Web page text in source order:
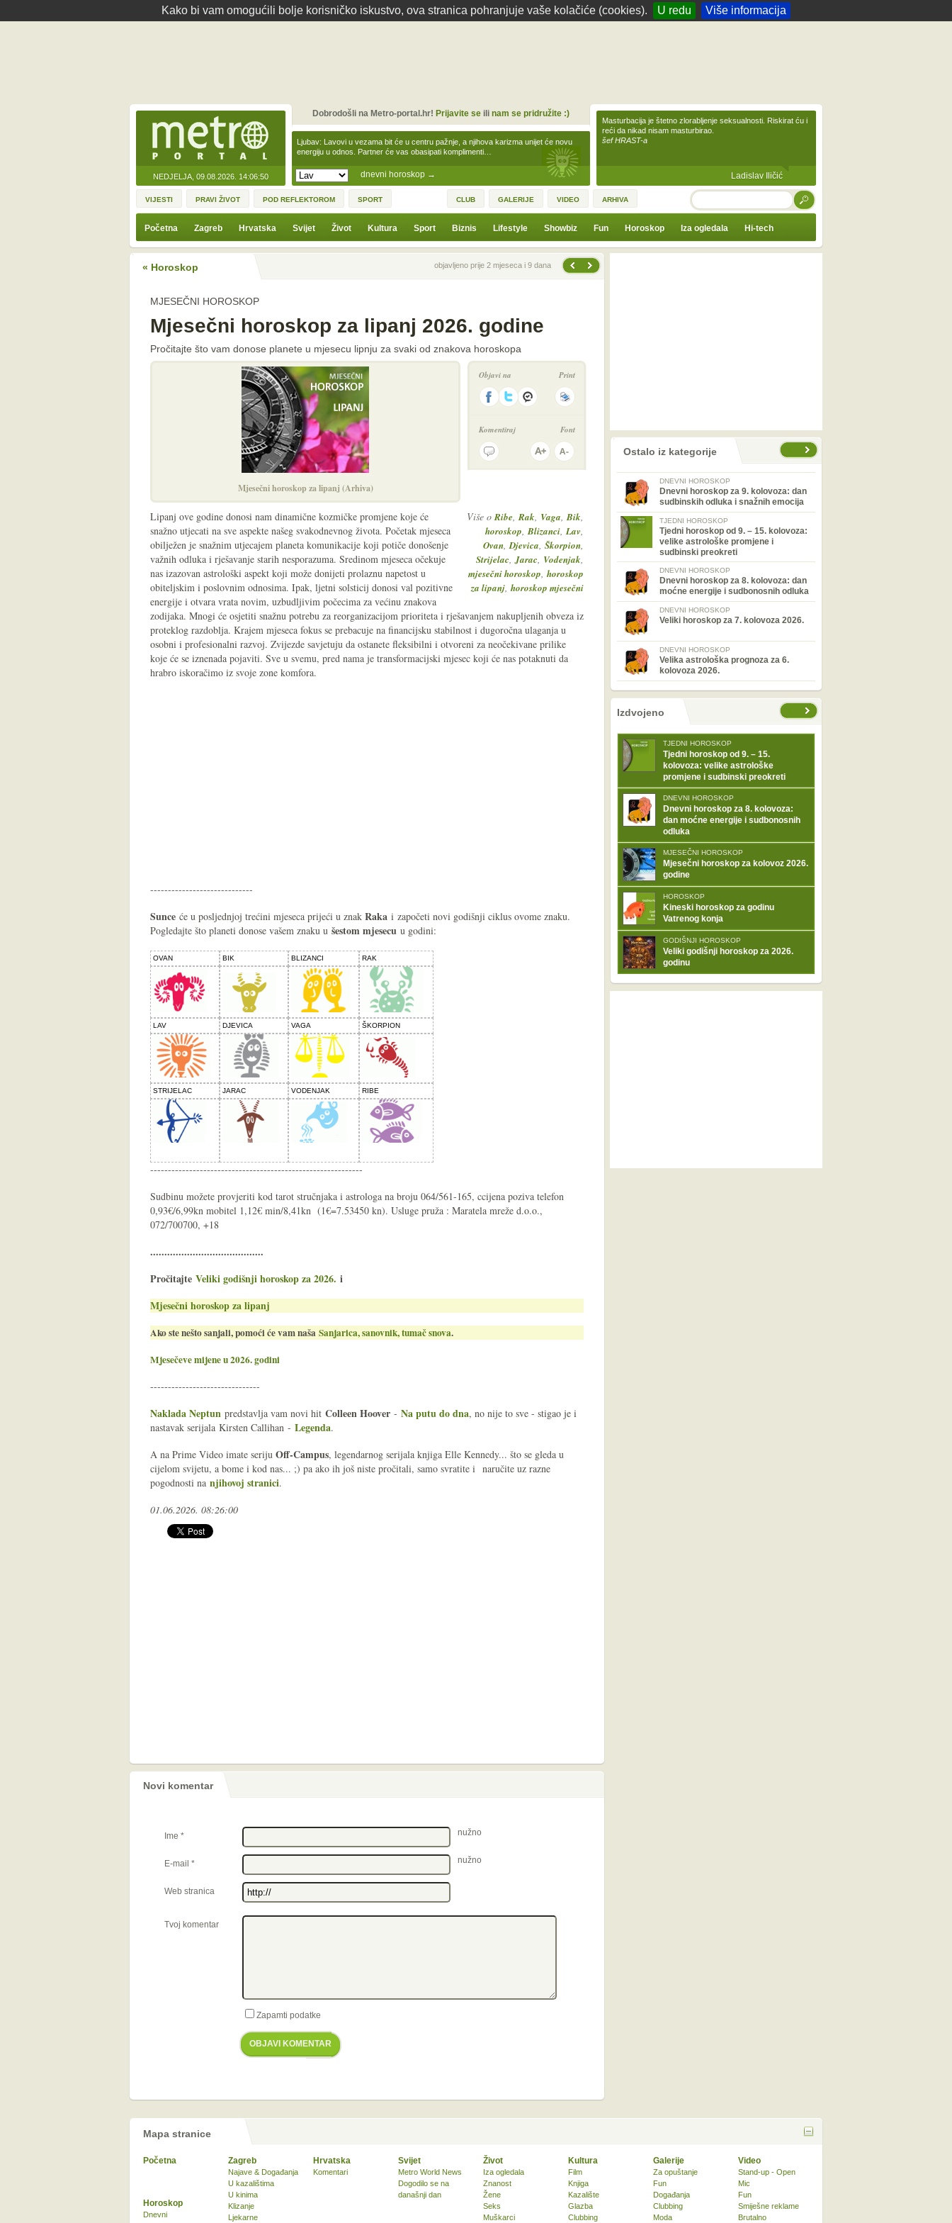
Kako bi vam omogućili bolje korisničko iskustvo, ova stranica pohranjuje vaše kolačiće (cookies). U redu Više informacija
NEDJELJA, 09.08.2026. 14:06:50 dnevni horoskop →
Ljubav: Lavovi u vezama bit će u centru pažnje, a njihova karizma unijet će novu
energiju u odnos. Partner će vas obasipati komplimenti…
Dobrodošli na Metro-portal.hr! Prijavite seili nam se pridružite :)
Masturbacija je štetno zlorabljenje seksualnosti. Riskirat ću i
reći da nikad nisam masturbirao.
šef HRAST-a
Ladislav Iličić
VIJESTI PRAVI ŽIVOT POD REFLEKTOROM SPORT CLUB GALERIJE VIDEO ARHIVA TRAŽI
Početna Zagreb Hrvatska Svijet Život Kultura Sport Biznis Lifestyle Showbiz Fun Horoskop Iza ogledala Hi-tech
« Horoskop Prethodna vijestobjavljeno prije 2 mjeseca i 9 dana
MJESEČNI HOROSKOP
Mjesečni horoskop za lipanj 2026. godine
Pročitajte što vam donose planete u mjesecu lipnju za svaki od znakova horoskopa
Mjesečni horoskop za lipanj (Arhiva)
Objavi na Print
Komentiraj Font
Više oRibe,Rak, Vaga,Bik,
horoskop,Blizanci,Lav,
Ovan,Djevica, Škorpion,
Strijelac,Jarac, Vodenjak,
mjesečni horoskop, horoskop
za lipanj, horoskop mjesečni
Lipanj ove godine donosi nam dinamične kozmičke promjene koje će
snažno utjecati na sve aspekte našeg svakodnevnog života. Početak mjeseca
obilježen je snažnim utjecajem planeta komunikacije koji potiče donošenje
važnih odluka i rješavanje starih nesporazuma. Sredinom mjeseca očekuje
nas izazovan astrološki aspekt koji može donijeti prolaznu napetost u
obiteljskim i poslovnim odnosima. Ipak, ljetni solsticij donosi val pozitivne
energije i otvara vrata novim, uzbudljivim počecima za većinu znakova
zodijaka. Mnogi će osjetiti snažnu potrebu za reorganizacijom prioriteta i rješavanjem nakupljenih obveza iz
proteklog razdoblja. Krajem mjeseca fokus se prebacuje na financijsku stabilnost i dugoročna ulaganja u
osobni i profesionalni razvoj. Zvijezde savjetuju da ostanete fleksibilni i otvoreni za neočekivane prilike
koje će se iznenada pojaviti. Sve u svemu, pred nama je transformacijski mjesec koji će nas potaknuti da
hrabro iskoračimo iz svoje zone komfora.
-----------------------------
Sunce će u posljednjoj trećini mjeseca prijeći u znak Raka i započeti novi godišnji ciklus ovome znaku.
Pogledajte što planeti donose vašem znaku u šestom mjesecu u godini:
OVAN BIK BLIZANCI RAK
LAV DJEVICA VAGA ŠKORPION
STRIJELAC JARAC VODENJAK RIBE
------------------------------------------------------------
Sudbinu možete provjeriti kod tarot stručnjaka i astrologa na broju 064/561-165, ccijena poziva telefon
0,93€/6,99kn mobitel 1,12€ min/8,41kn (1€=7.53450 kn). Usluge pruža : Maratela mreže d.o.o.,
072/700700, +18
........................................
Pročitajte Veliki godišnji horoskop za 2026. i
Mjesečni horoskop za lipanj
Ako ste nešto sanjali, pomoći će vam naša Sanjarica, sanovnik, tumač snova.
Mjesečeve mijene u 2026. godini
-------------------------------
Naklada Neptun predstavlja vam novi hit Colleen Hoover - Na putu do dna, no nije to sve - stigao je i
nastavak serijala Kirsten Callihan - Legenda.
A na Prime Video imate seriju Off-Campus, legendarnog serijala knjiga Elle Kennedy... što se gleda u
cijelom svijetu, a bome i kod nas... ;) pa ako ih još niste pročitali, samo svratite i naručite uz razne
pogodnosti na njihovoj stranici.
01.06.2026. 08:26:00
Novi komentar
Ime * nužno
E-mail * nužno
Web stranica
Tvoj komentar
Zapamti podatke
OBJAVI KOMENTAR
prethodno Ostalo iz kategorije
DNEVNI HOROSKOP
Dnevni horoskop za 9. kolovoza: dan
sudbinskih odluka i snažnih emocija
TJEDNI HOROSKOP
Tjedni horoskop od 9. – 15. kolovoza:
velike astrološke promjene i
sudbinski preokreti
DNEVNI HOROSKOP
Dnevni horoskop za 8. kolovoza: dan
moćne energije i sudbonosnih odluka
DNEVNI HOROSKOP
Veliki horoskop za 7. kolovoza 2026.
DNEVNI HOROSKOP
Velika astrološka prognoza za 6.
kolovoza 2026.
nema prethodne stranice
sljedećeIzdvojeno
TJEDNI HOROSKOP
Tjedni horoskop od 9. – 15.
kolovoza: velike astrološke
promjene i sudbinski preokreti
DNEVNI HOROSKOP
Dnevni horoskop za 8. kolovoza:
dan moćne energije i sudbonosnih
odluka
MJESEČNI HOROSKOP
Mjesečni horoskop za kolovoz 2026.
godine
HOROSKOP
Kineski horoskop za godinu
Vatrenog konja
GODIŠNJI HOROSKOP
Veliki godišnji horoskop za 2026.
godinu
Mapa stranice
Početna Zagreb
Najave & Događanja
U kazalištima
U kinima
Klizanje
Ljekarne
Hrvatska
Komentari
Svijet
Metro World News
Dogodilo se na
današnji dan
Život
Iza ogledala
Znanost
Žene
Seks
Muškarci
Kultura
Film
Knjiga
Kazalište
Glazba
Clubbing
Horoskop
Dnevni
Galerije
Za opuštanje
Fun
Događanja
Clubbing
Moda
Video
Stand-up - Open
Mic
Fun
Smiješne reklame
Brutalno